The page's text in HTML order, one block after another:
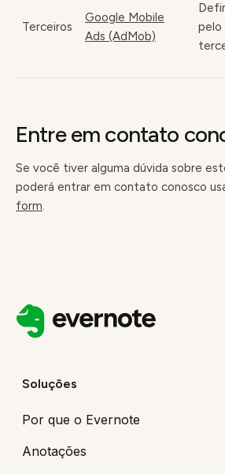
Terceiros
Google Mobile
Ads (AdMob)
pelo
Entre em contato
Se você tiver alguma dúvida sobre
poderá entrar em contato conosco
form.
Soluções
Por que o Evernote
Anotações